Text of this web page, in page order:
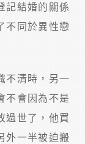
記結婚的關係
不同於異性戀
不清時，另一
不會因為不是
過世了，他買
外一半被迫搬